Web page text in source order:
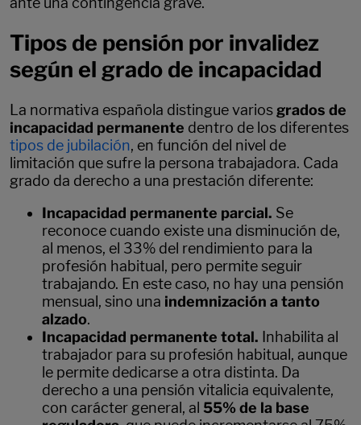
Tipos de pensión por invalidez
según el grado de incapacidad
La normativa española distingue varios grados de
incapacidad permanente dentro de los diferentes
tipos de jubilación, en función del nivel de
limitación que sufre la persona trabajadora. Cada
grado da derecho a una prestación diferente:
Incapacidad permanente parcial. Se
reconoce cuando existe una disminución de,
al menos, el 33% del rendimiento para la
profesión habitual, pero permite seguir
trabajando. En este caso, no hay una pensión
mensual, sino una indemnización a tanto
alzado.
Incapacidad permanente total. Inhabilita al
trabajador para su profesión habitual, aunque
le permite dedicarse a otra distinta. Da
derecho a una pensión vitalicia equivalente,
con carácter general, al 55% de la base